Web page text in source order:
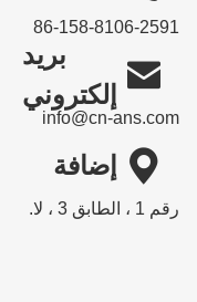
86-158-8106-2591

بريد
إلكتروني
info@cn-ans.com
 إضافة
رقم 1 ، الطابق 3 ، لا.